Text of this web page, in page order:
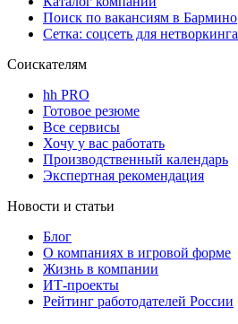
Поиск по вакансиям в Бармино
Сетка: соцсеть для нетворкинга
Соискателям
hh PRO
Готовое резюме
Все сервисы
Хочу у вас работать
Производственный календарь
Экспертная рекомендация
Новости и статьи
Блог
О компаниях в игровой форме
Жизнь в компании
ИТ-проекты
Рейтинг работодателей России